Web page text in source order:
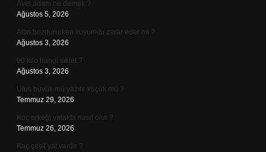
Avel adam ne demek ?
Ağustos 5, 2026
Altın bozdururken kuyumcu zarar eder mi ?
Ağustos 3, 2026
90 kilo hangi sıklet ?
Ağustos 3, 2026
Ulus büyük mü yazılır küçük mü ?
Temmuz 29, 2026
Koç erkeği yatakta nasıl olur ?
Temmuz 26, 2026
Kaç çeşit yat vardır ?